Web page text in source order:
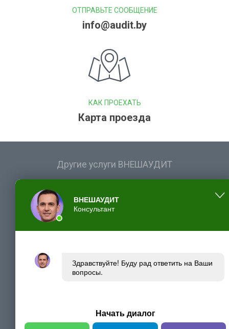
ОТПРАВЬТЕ СООБЩЕНИЕ
info@audit.by
КАК ПРОЕХАТЬ
Карта проезда
Другие услуги ВНЕШАУДИТ
Аудит
Бизнес-консультирование
Бухгалтерские услуги
ВНЕШАУДИТ; УНП 100036692
ВНЕШАУДИТ
Консультант
Здравствуйте! Буду рад ответить на Ваши
вопросы.
Начать диалог